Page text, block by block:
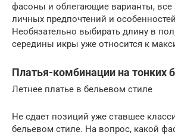
фасоны и облегающие варианты, все
личных предпочтений и
Необязательно выбирать длину в
середины икры уже относится к
Платья-комбинации на тонких
Летнее платье в бельевом стиле
Не сдает позиций уже ставшее
бельевом стиле. На вопрос, какой